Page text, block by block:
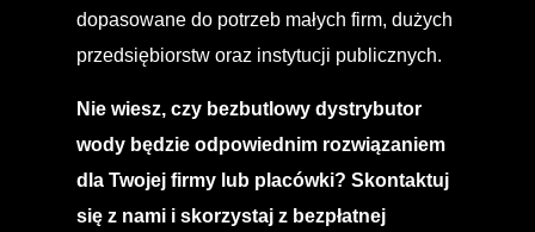
dopasowane do potrzeb małych firm, dużych
przedsiębiorstw oraz instytucji publicznych.
Nie wiesz, czy bezbutlowy dystrybutor
wody będzie odpowiednim rozwiązaniem
dla Twojej firmy lub placówki? Skontaktuj
się z nami i skorzystaj z bezpłatnej